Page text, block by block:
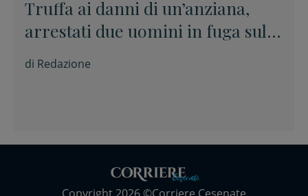
Truffa ai danni di un’anziana,
arrestati due uomini in fuga sulla
E45
di Redazione